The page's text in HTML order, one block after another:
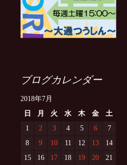
ブログカレンダー
2018年7月
日
月 火 水 木 金
土
1
2 3 4 5 6
7
8
9 10 11 12 13
14
15
16 17 18 19 20 21